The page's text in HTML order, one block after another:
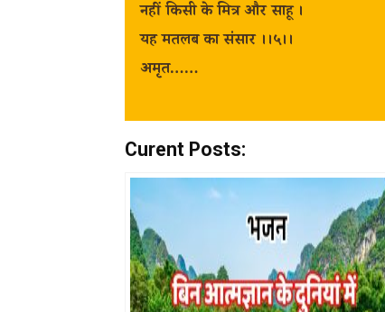
नहीं किसी के मित्र और साहू ।
यह मतलब का संसार ।।५।।
अमृत……
Curent Posts: